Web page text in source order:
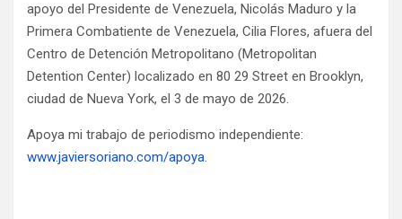
apoyo del Presidente de Venezuela, Nicolás Maduro y la
Primera Combatiente de Venezuela, Cilia Flores, afuera del
Centro de Detención Metropolitano (Metropolitan
Detention Center) localizado en 80 29 Street en Brooklyn,
ciudad de Nueva York, el 3 de mayo de 2026.
Apoya mi trabajo de periodismo independiente:
www.javiersoriano.com/apoya.